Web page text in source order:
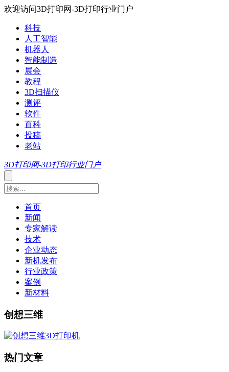
欢迎访问3D打印网-3D打印行业门户
科技
人工智能
机器人
智能制造
展会
教程
3D扫描仪
测评
软件
百科
投稿
老站
3D打印网-3D打印行业门户
首页
新闻
专家解读
技术
企业动态
新机发布
行业政策
案例
新材料
创想三维
热门文章